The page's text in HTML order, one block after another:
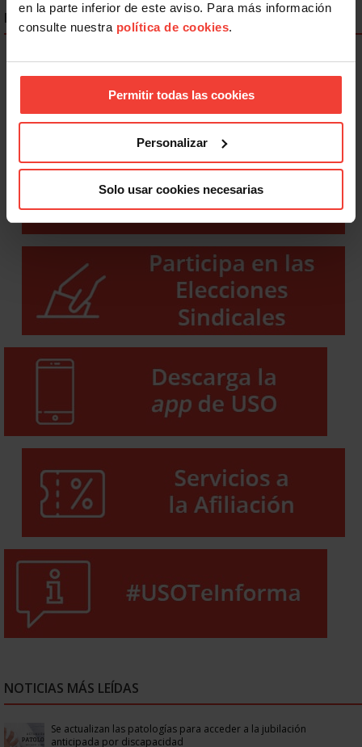
en la parte inferior de este aviso. Para más información
consulte nuestra política de cookies.
Permitir todas las cookies
Personalizar
Solo usar cookies necesarias
ENLACES DESTACADOS
NOTICIAS MÁS LEÍDAS
Se actualizan las patologías para acceder a la jubilación
anticipada por discapacidad